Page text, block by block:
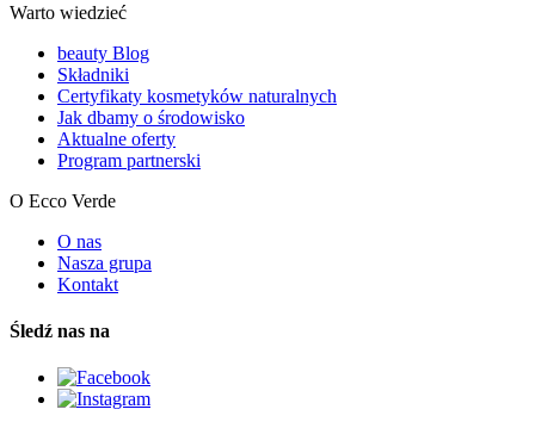
Warto wiedzieć
beauty Blog
Składniki
Certyfikaty kosmetyków naturalnych
Jak dbamy o środowisko
Aktualne oferty
Program partnerski
O Ecco Verde
O nas
Nasza grupa
Kontakt
Śledź nas na